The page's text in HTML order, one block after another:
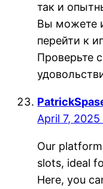
так и
Вы можете
перейти к
Проверьте
April 7, 2025
Our
slots, ideal
Here, you